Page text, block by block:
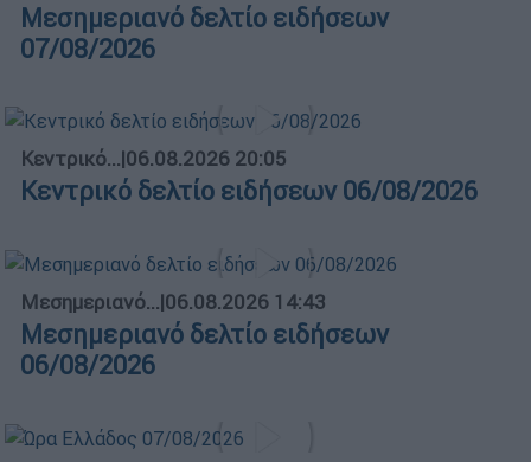
Μεσημεριανό δελτίο ειδήσεων
07/08/2026
Κεντρικό...|06.08.2026 20:05
Κεντρικό δελτίο ειδήσεων 06/08/2026
Μεσημεριανό...|06.08.2026 14:43
Μεσημεριανό δελτίο ειδήσεων
06/08/2026